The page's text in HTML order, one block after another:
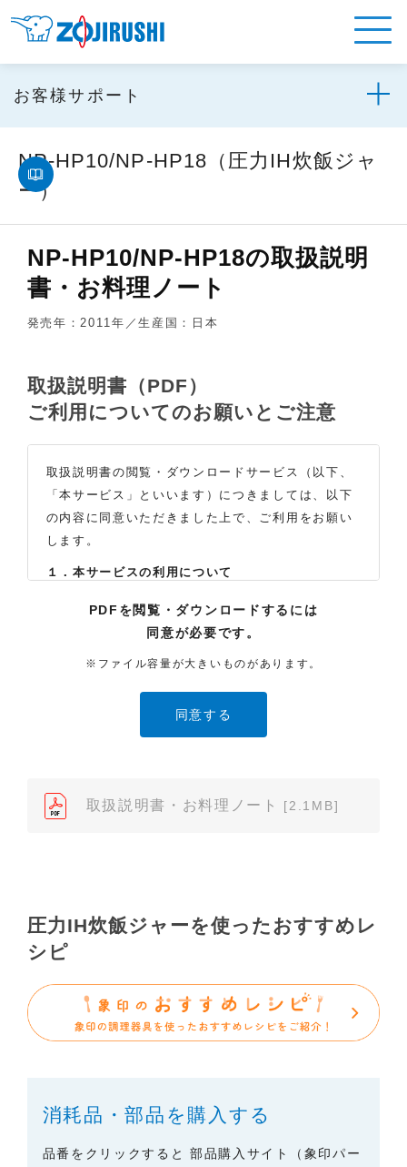
お客様サポート
NP-HP10/NP-HP18（圧力IH炊飯ジャ
ー）
NP-HP10/NP-HP18の取扱説明
書・お料理ノート
発売年：2011年／生産国：日本
取扱説明書（PDF）
ご利用についてのお願いとご注意
取扱説明書の閲覧・ダウンロードサービス（以下、
「本サービス」といいます）につきましては、以下
の内容に同意いただきました上で、ご利用をお願い
します。
１．本サービスの利用について
の内容を、非営利目的かつ、個人的にご利用する場
合に限り、閲覧またはダウンロードすることができ
ます。それ以外の目的での閲覧またはダウンロード
たり、また、配布することはできません。
（2）本サイトでは、データ提供が可能な取扱説明書
売店、また弊社「お客様ご相談センター」まで、ご
依頼いただきますようお願いします（※）。ただ
（3）本サイトに掲載されている取扱説明書の対象機
種が、生産中止などの理由でご購入できない場合も
ありますので、あらかじめご了承ください。
（※）みまもりほっとラインサービスでご使用され
ている専用の製品（レンタル品）につきましては、
弊社「
みまもりほっとライン相談窓口
製品の仕様変更などで、取扱説明書の内容は変更さ
扱説明書の内容が、製品に同梱されている取扱説明
PDFを閲覧・ダウンロードするには
同意が必要です。
※ファイル容量が大きいものがあります。
取扱説明書・お料理ノート [2.1MB]
圧力IH炊飯ジャーを使ったおすすめレ
シピ
消耗品・部品を購入する
品番をクリックすると 部品購入サイト（象印パー